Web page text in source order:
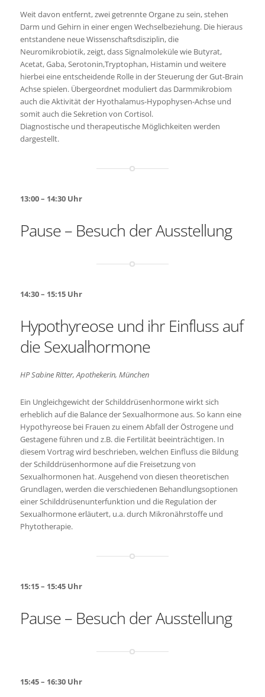
Weit davon entfernt, zwei getrennte Organe zu sein, stehen
Darm und Gehirn in einer engen Wechselbeziehung. Die hieraus
entstandene neue Wissenschaftsdisziplin, die
Neuromikrobiotik, zeigt, dass Signalmoleküle wie Butyrat,
Acetat, Gaba, Serotonin,Tryptophan, Histamin und weitere
hierbei eine entscheidende Rolle in der Steuerung der Gut-Brain
Achse spielen. Übergeordnet moduliert das Darmmikrobiom
auch die Aktivität der Hyothalamus-Hypophysen-Achse und
somit auch die Sekretion von Cortisol.
Diagnostische und therapeutische Möglichkeiten werden
dargestellt.
13:00 – 14:30 Uhr
Pause – Besuch der Ausstellung
14:30 – 15:15 Uhr
Hypothyreose und ihr Einfluss auf
die Sexualhormone
HP Sabine Ritter, Apothekerin, München
Ein Ungleichgewicht der Schilddrüsenhormone wirkt sich
erheblich auf die Balance der Sexualhormone aus. So kann eine
Hypothyreose bei Frauen zu einem Abfall der Östrogene und
Gestagene führen und z.B. die Fertilität beeinträchtigen. In
diesem Vortrag wird beschrieben, welchen Einfluss die Bildung
der Schilddrüsenhormone auf die Freisetzung von
Sexualhormonen hat. Ausgehend von diesen theoretischen
Grundlagen, werden die verschiedenen Behandlungsoptionen
einer Schilddrüsenunterfunktion und die Regulation der
Sexualhormone erläutert, u.a. durch Mikronährstoffe und
Phytotherapie.
15:15 – 15:45 Uhr
Pause – Besuch der Ausstellung
15:45 – 16:30 Uhr